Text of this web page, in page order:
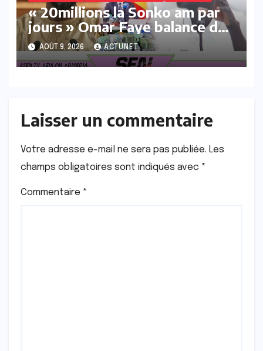
« 20millions la Sonko am par
jours » Omar Faye balance des
infos de tailles sur Sonko
AOÛT 9, 2026 ACTUNET
Laisser un commentaire
Votre adresse e-mail ne sera pas publiée. Les
champs obligatoires sont indiqués avec *
Commentaire *